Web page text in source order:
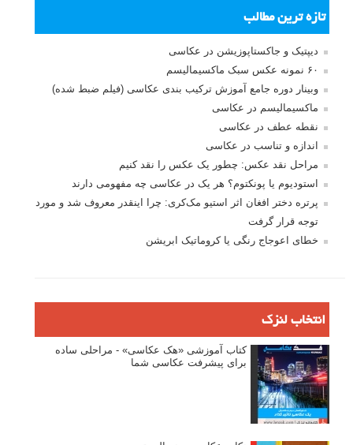
تازه ترین مطالب
دیپتیک و جاکستا‌پوزیشن در عکاسی
۶۰ نمونه عکس سبک ماکسیمالیسم
وبینار دوره جامع آموزش ترکیب بندی عکاسی (فیلم ضبط شده)
ماکسیمالیسم در عکاسی
نقطه عطف در عکاسی
اندازه و تناسب در عکاسی
مراحل نقد عکس: چطور یک عکس را نقد کنیم
استودیوم یا پونکتوم؟ هر یک در عکاسی چه مفهومی دارند
پرتره دختر افغان اثر استیو مک‌کری: چرا اینقدر معروف شد و مورد
توجه قرار گرفت
خطای اعوجاج رنگی یا کروماتیک ابریشن
انتخاب لنزک
کتاب آموزشی «هک عکاسی» - مراحلی ساده
برای پیشرفت عکاسی شما